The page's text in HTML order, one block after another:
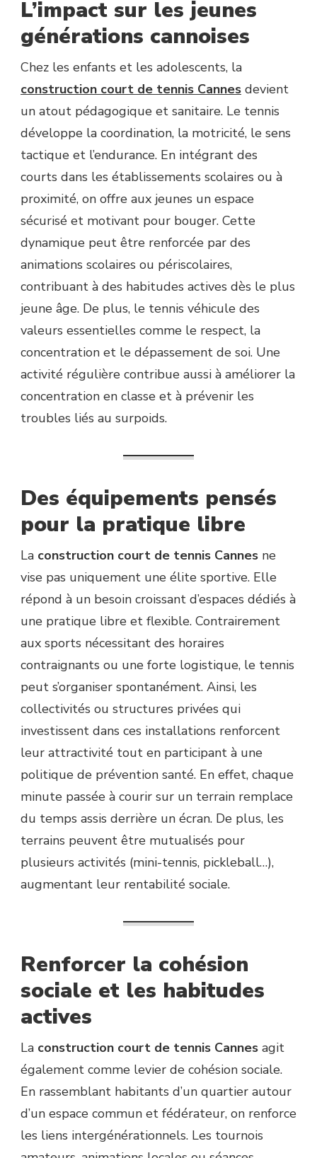
L’impact sur les jeunes
générations cannoises
Chez les enfants et les adolescents, la
construction court de tennis Cannes devient
un atout pédagogique et sanitaire. Le tennis
développe la coordination, la motricité, le sens
tactique et l’endurance. En intégrant des
courts dans les établissements scolaires ou à
proximité, on offre aux jeunes un espace
sécurisé et motivant pour bouger. Cette
dynamique peut être renforcée par des
animations scolaires ou périscolaires,
contribuant à des habitudes actives dès le plus
jeune âge. De plus, le tennis véhicule des
valeurs essentielles comme le respect, la
concentration et le dépassement de soi. Une
activité régulière contribue aussi à améliorer la
concentration en classe et à prévenir les
troubles liés au surpoids.
Des équipements pensés
pour la pratique libre
La construction court de tennis Cannes ne
vise pas uniquement une élite sportive. Elle
répond à un besoin croissant d’espaces dédiés à
une pratique libre et flexible. Contrairement
aux sports nécessitant des horaires
contraignants ou une forte logistique, le tennis
peut s’organiser spontanément. Ainsi, les
collectivités ou structures privées qui
investissent dans ces installations renforcent
leur attractivité tout en participant à une
politique de prévention santé. En effet, chaque
minute passée à courir sur un terrain remplace
du temps assis derrière un écran. De plus, les
terrains peuvent être mutualisés pour
plusieurs activités (mini-tennis, pickleball…),
augmentant leur rentabilité sociale.
Renforcer la cohésion
sociale et les habitudes
actives
La construction court de tennis Cannes agit
également comme levier de cohésion sociale.
En rassemblant habitants d’un quartier autour
d’un espace commun et fédérateur, on renforce
les liens intergénérationnels. Les tournois